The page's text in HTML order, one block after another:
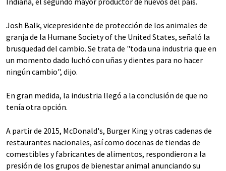
Josh Balk, vicepresidente de protección de los animales de
granja de la Humane Society of the United States, señaló la
brusquedad del cambio. Se trata de "toda una industria que en
un momento dado luchó con uñas y dientes para no hacer
ningún cambio", dijo.
En gran medida, la industria llegó a la conclusión de que no
tenía otra opción.
A partir de 2015, McDonald's, Burger King y otras cadenas de
restaurantes nacionales, así como docenas de tiendas de
comestibles y fabricantes de alimentos, respondieron a la
presión de los grupos de bienestar animal anunciando su